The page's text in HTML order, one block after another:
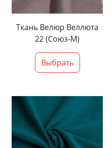
Ткань Велюр Веллюта
22 (Союз-М)
Выбрать